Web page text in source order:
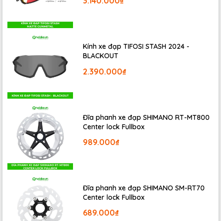
hãng trang bị cho mẫu xe này, giúp người dùng xử lý các
phanh không quá mạnh nhưng rất ăn.
GIANT CROSTAR 2023được trang bị bộ truyền động
Kính xe đạp TIFOSI STASH 2024 -
BLACKOUT
2.390.000₫
Đĩa phanh xe đạp SHIMANO RT-MT800
Center lock Fullbox
989.000₫
Đĩa phanh xe đạp SHIMANO SM-RT70
Center lock Fullbox
689.000₫